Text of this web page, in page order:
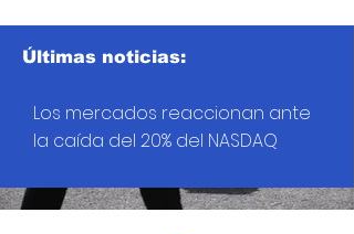
Últimas noticias:
Los mercados reaccionan ante
la caída del 20% del NASDAQ